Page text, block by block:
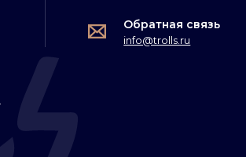
Обратная связь
info@trolls.ru